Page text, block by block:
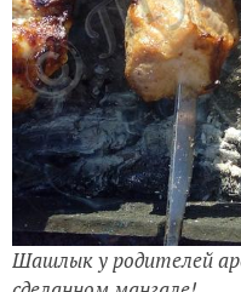
Шашлык у родителей